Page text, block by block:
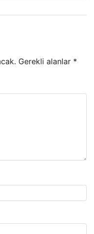
Gerekli alanlar *